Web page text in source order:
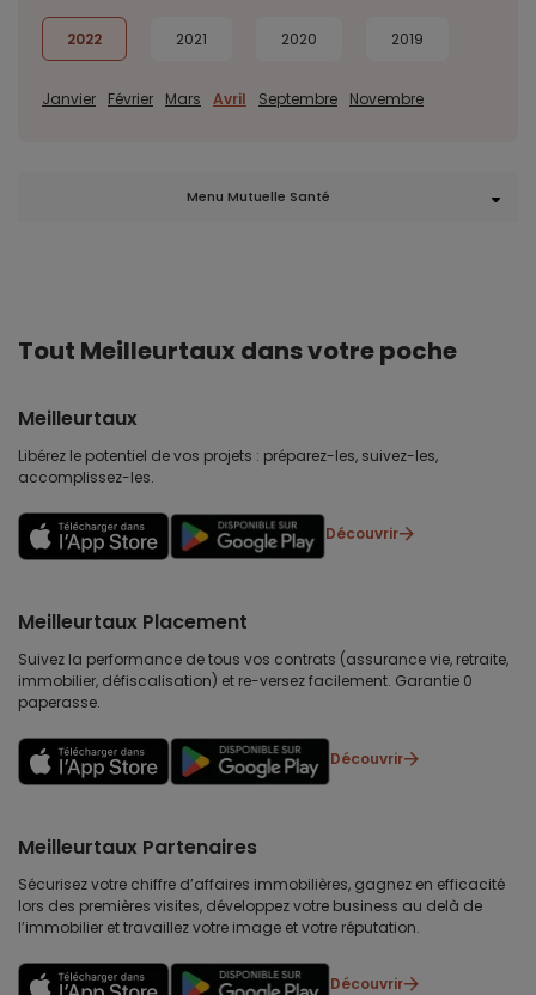
2022 2021 2020 2019
Janvier Février Mars Avril Septembre Novembre
Menu Mutuelle Santé
Tout Meilleurtaux dans votre poche
Meilleurtaux
Libérez le potentiel de vos projets : préparez-les, suivez-les,
accomplissez-les.
Découvrir
Meilleurtaux Placement
Suivez la performance de tous vos contrats (assurance vie, retraite,
immobilier, défiscalisation) et re-versez facilement. Garantie 0
paperasse.
Découvrir
Meilleurtaux Partenaires
Sécurisez votre chiffre d’affaires immobilières, gagnez en efficacité
lors des premières visites, développez votre business au delà de
l’immobilier et travaillez votre image et votre réputation.
Découvrir